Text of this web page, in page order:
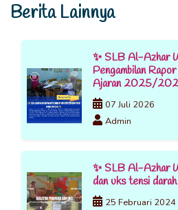
Berita Lainnya
✨ SLB Al-Azhar
Pengambilan
Ajaran 2025/
07 Juli 2026
Admin
✨ SLB Al-Azhar
dan uks tensi darah
25 Februari 2024